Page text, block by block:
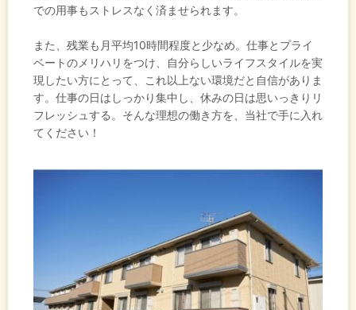
での用事もストレスなく済ませられます。
また、残業も月平均10時間程度と少なめ。仕事とプライ
ベートのメリハリをつけ、自分らしいライフスタイルを実
現したい方にとって、これ以上ない環境だと自信がありま
す。仕事の日はしっかり集中し、休みの日は思いっきりリ
フレッシュする。そんな理想の働き方を、当社で手に入れ
てください！